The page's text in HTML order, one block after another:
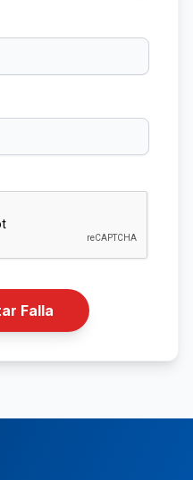
Falla